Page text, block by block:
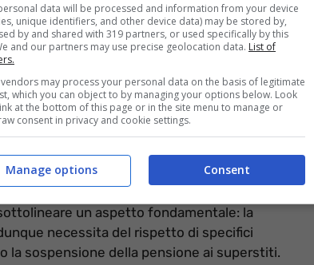
la prestazione (informazioneoggi.it)
un aspetto fondamentale: la
necessita del rispetto di specifici
la sospensione della pensione ai superstiti.
data will be processed and information from your device
unique identifiers, and other device data) may be stored by,
by and shared with 319 partners, or used specifically by this
and our partners may use precise geolocation data. List of
vendors may process your personal data on the basis of legitimate
which you can object to by managing your options below. Look
at the bottom of this page or in the site menu to manage or
consent in privacy and cookie settings.
Consent
Manage options